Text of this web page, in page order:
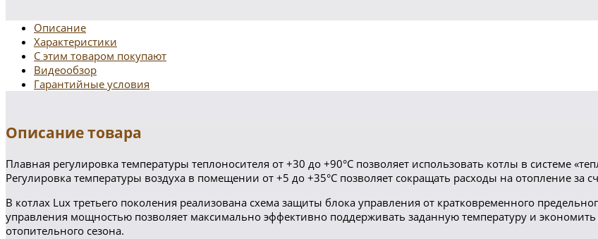
Описание
Характеристики
С этим товаром покупают
Видеообзор
Гарантийные условия
Описание товара
Плавная регулировка температуры теплоносителя от +30 до +90°С позволяет использовать котлы в системе
Регулировка температуры воздуха в помещении от +5 до +35°С позволяет сокращать расходы на отопление
В котлах Lux третьего поколения реализована схема защиты блока управления от кратковременного
управления мощностью позволяет максимально эффективно поддерживать заданную температуру и
отопительного сезона.